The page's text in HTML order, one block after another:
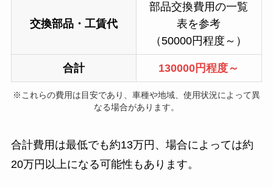
交換部品・工賃代
部品交換費用の一覧
表を参考
（50000円程度～）
合計 130000円程度～
※これらの費用は目安であり、車種や地域、使用状況によって異
なる場合があります。
合計費用は最低でも約13万円、場合によっては約
20万円以上になる可能性もあります。